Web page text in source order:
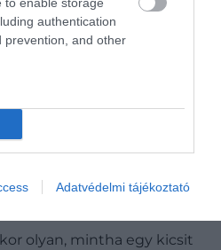
authentication
prevention, and other
Adatvédelmi tájékoztató
FELFEDEZNI?
olyan, mintha egy kicsit